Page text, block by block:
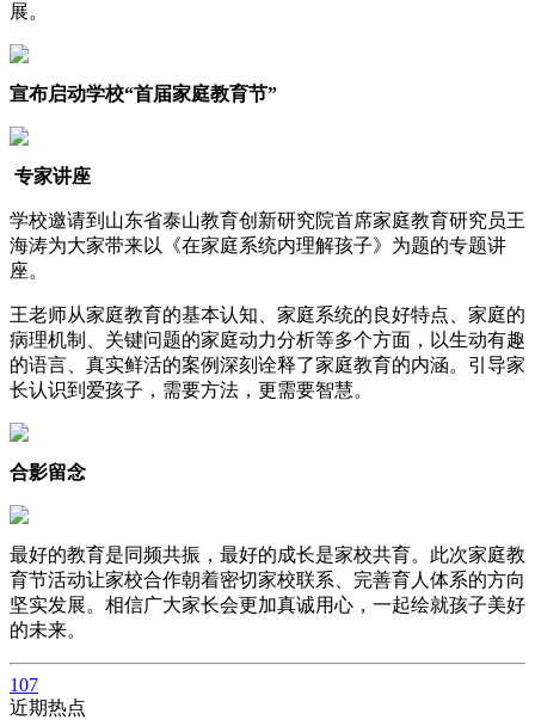
展。
宣布启动学校“首届家庭教育节”
专家讲座
学校邀请到山东省泰山教育创新研究院首席家庭教育研究员王
海涛为大家带来以《在家庭系统内理解孩子》为题的专题讲
座。
王老师从家庭教育的基本认知、家庭系统的良好特点、家庭的
病理机制、关键问题的家庭动力分析等多个方面，以生动有趣
的语言、真实鲜活的案例深刻诠释了家庭教育的内涵。引导家
长认识到爱孩子，需要方法，更需要智慧。
合影留念
最好的教育是同频共振，最好的成长是家校共育。此次家庭教
育节活动让家校合作朝着密切家校联系、完善育人体系的方向
坚实发展。相信广大家长会更加真诚用心，一起绘就孩子美好
的未来。
107
近期热点